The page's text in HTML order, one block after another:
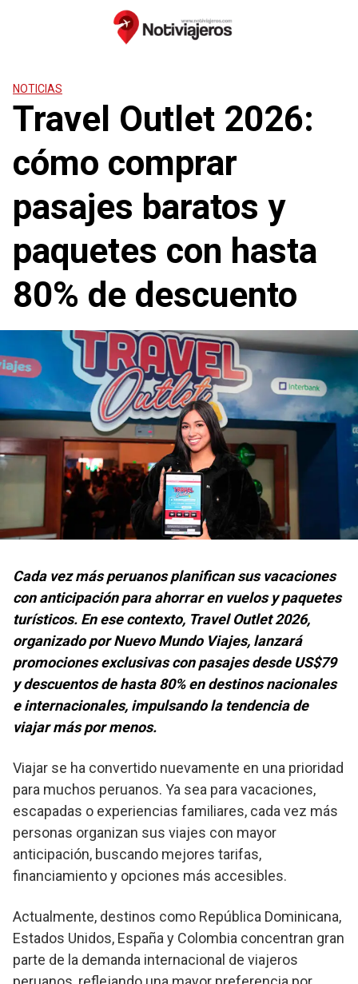
NOTICIAS
Travel Outlet 2026:
cómo comprar
pasajes baratos y
paquetes con hasta
80% de descuento
Cada vez más peruanos planifican sus vacaciones
con anticipación para ahorrar en vuelos y paquetes
turísticos. En ese contexto, Travel Outlet 2026,
organizado por Nuevo Mundo Viajes, lanzará
promociones exclusivas con pasajes desde US$79
y descuentos de hasta 80% en destinos nacionales
e internacionales, impulsando la tendencia de
viajar más por menos.
Viajar se ha convertido nuevamente en una prioridad
para muchos peruanos. Ya sea para vacaciones,
escapadas o experiencias familiares, cada vez más
personas organizan sus viajes con mayor
anticipación, buscando mejores tarifas,
financiamiento y opciones más accesibles.
Actualmente, destinos como República Dominicana,
Estados Unidos, España y Colombia concentran gran
parte de la demanda internacional de viajeros